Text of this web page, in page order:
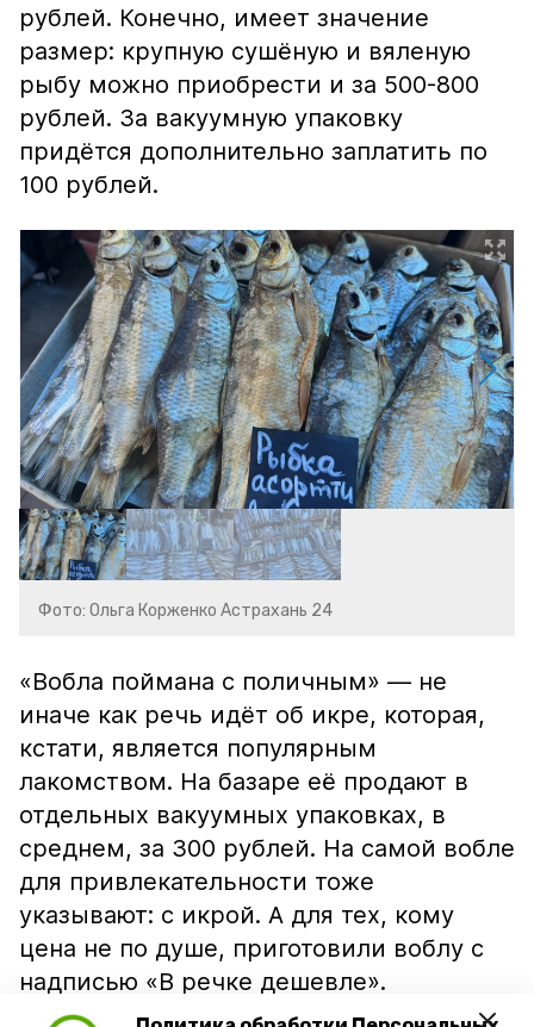
рублей. Конечно, имеет значение
размер: крупную сушёную и вяленую
рыбу можно приобрести и за 500-800
рублей. За вакуумную упаковку
придётся дополнительно заплатить по
100 рублей.
Фото: Ольга Корженко Астрахань 24
«Вобла поймана с поличным» — не
иначе как речь идёт об икре, которая,
кстати, является популярным
лакомством. На базаре её продают в
отдельных вакуумных упаковках, в
среднем, за 300 рублей. На самой вобле
для привлекательности тоже
указывают: с икрой. А для тех, кому
цена не по душе, приготовили воблу с
надписью «В речке дешевле».